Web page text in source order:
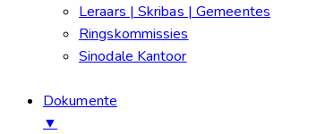
Leraars | Skribas | Gemeentes
Ringskommissies
Sinodale Kantoor
Dokumente
▼